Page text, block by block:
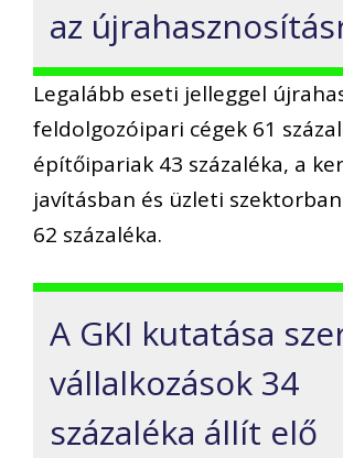
az
Legalább eseti jelleggel
feldolgozóipari cégek 61
építőipariak 43 százaléka, a
javításban és üzleti
62 százaléka.
A GKI kutatása
vállalkozások 34
százaléka állít elő